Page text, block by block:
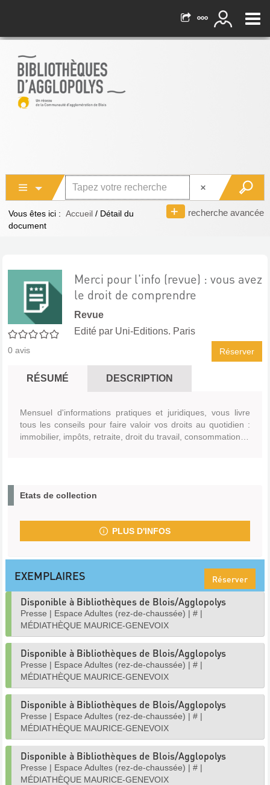
recherche avancée
Vous êtes ici : Accueil / Détail du
document
0/5
0 avis
Merci pour l'info (revue) : vous avez
le droit de comprendre
Revue
Edité par Uni-Editions. Paris
Réserver
RÉSUMÉ DESCRIPTION
Mensuel d'informations pratiques et juridiques, vous livre
tous les conseils pour faire valoir vos droits au quotidien :
immobilier, impôts, retraite, droit du travail, consommation…
Etats de collection
PLUS D'INFOS
EXEMPLAIRES Réserver
Disponible à Bibliothèques de Blois/Agglopolys
Presse | Espace Adultes (rez-de-chaussée) | # |
MÉDIATHÈQUE MAURICE-GENEVOIX
Disponible à Bibliothèques de Blois/Agglopolys
Presse | Espace Adultes (rez-de-chaussée) | # |
MÉDIATHÈQUE MAURICE-GENEVOIX
Disponible à Bibliothèques de Blois/Agglopolys
Presse | Espace Adultes (rez-de-chaussée) | # |
MÉDIATHÈQUE MAURICE-GENEVOIX
Disponible à Bibliothèques de Blois/Agglopolys
Presse | Espace Adultes (rez-de-chaussée) | # |
MÉDIATHÈQUE MAURICE-GENEVOIX